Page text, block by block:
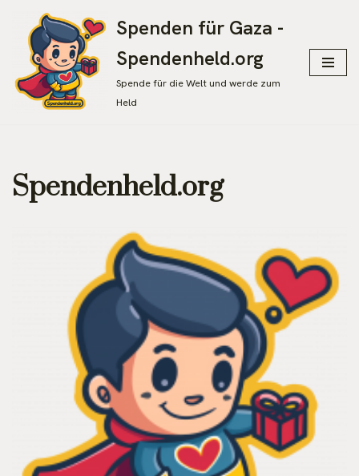
Zum
Inhalt
springen
Spenden für Gaza -
Spendenheld.org
Spende für die Welt und werde zum
Held
Spendenheld.org